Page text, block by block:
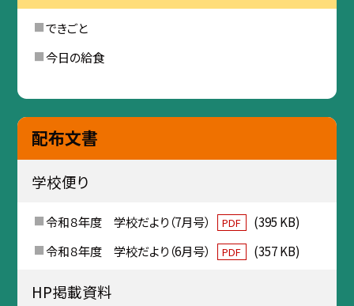
できごと
今日の給食
配布文書
学校便り
令和８年度 学校だより（7月号） PDF
(395 KB)
令和８年度 学校だより（6月号）
PDF (357 KB)
HP掲載資料